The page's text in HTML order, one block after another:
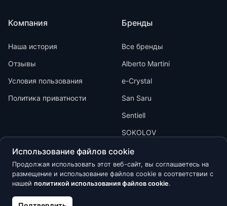
Компания
Наша история
Отзывы
Условия пользования
Политика приватности
Бренды
Все бренды
Alberto Martini
e-Crystal
San Saru
Sentiell
SOKOLOV
Kõik õigused kaitstud © 2026 Calypso
Использование файлов cookie
Продолжая использовать этот веб-сайт, вы соглашаетесь на
размещение и использование файлов cookie в соответствии с
нашей политикой использования файлов cookie.